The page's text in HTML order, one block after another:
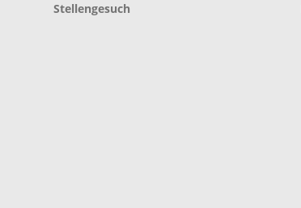
Stellengesuch